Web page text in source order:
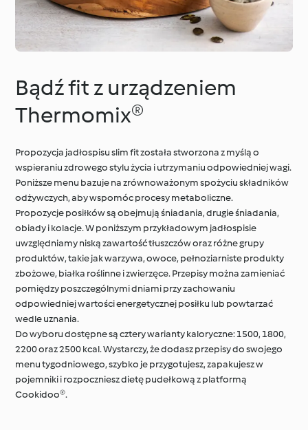
Bądź fit z urządzeniem
Thermomix®
Propozycja jadłospisu slim fit została stworzona z myślą o
wspieraniu zdrowego stylu życia i utrzymaniu odpowiedniej wagi.
Poniższe menu bazuje na zrównoważonym spożyciu składników
odżywczych, aby wspomóc procesy metaboliczne.
Propozycje posiłków są obejmują śniadania, drugie śniadania,
obiady i kolacje. W poniższym przykładowym jadłospisie
uwzględniamy niską zawartość tłuszczów oraz różne grupy
produktów, takie jak warzywa, owoce, pełnoziarniste produkty
zbożowe, białka roślinne i zwierzęce. Przepisy można zamieniać
pomiędzy poszczególnymi dniami przy zachowaniu
odpowiedniej wartości energetycznej posiłku lub powtarzać
wedle uznania.
Do wyboru dostępne są cztery warianty kaloryczne: 1500, 1800,
2200 oraz 2500 kcal. Wystarczy, że dodasz przepisy do swojego
menu tygodniowego, szybko je przygotujesz, zapakujesz w
pojemniki i rozpoczniesz dietę pudełkową z platformą
Cookidoo®.